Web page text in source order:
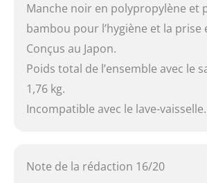
Manche noir en polypropylène et
bambou pour l’hygiène et la prise
Conçus au Japon.
Poids total de l’ensemble avec le
1,76 kg.
Incompatible avec le lave-vaisselle.
Note de la rédaction 16/20